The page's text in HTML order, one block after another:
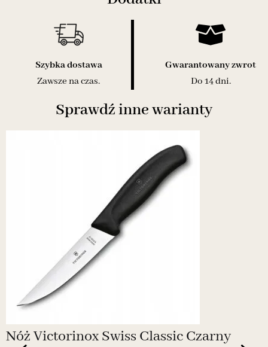
Szybka dostawa
Zawsze na czas.
Gwarantowany zwrot
Do 14 dni.
Sprawdź inne warianty
Nóż Victorinox Swiss Classic Czarny